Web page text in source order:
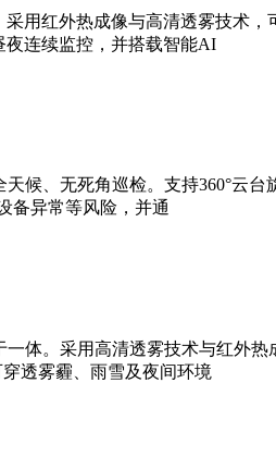
用红外热成像与高清透雾技术，
夜连续监控，并搭载智能AI
候、无死角巡检。支持360°云台
备异常等风险，并通
体。采用高清透雾技术与红外热
透雾霾、雨雪及夜间环境